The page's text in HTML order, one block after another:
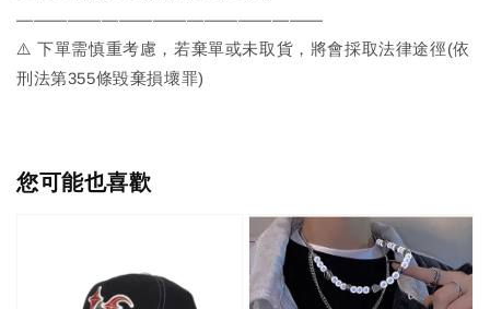
——————————————————
⚠️ 下單需慎重考慮，若棄單或未取貨，將會採取法律途徑(依
刑法第355條毀棄損壞罪)
您可能也喜歡